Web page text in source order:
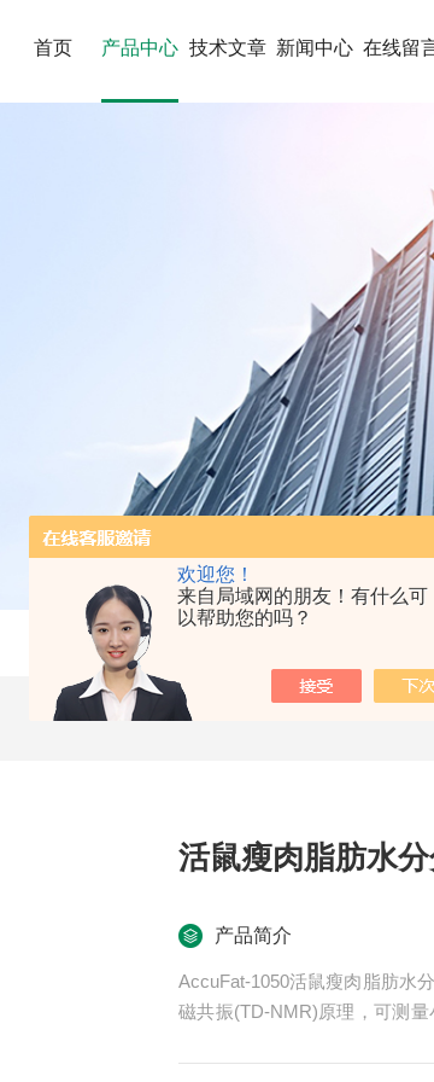
欢迎您！
来自局域网的朋友！有什么可
以帮助您的吗？
首页 产品中心 技术文章 新闻中心 在线留
活鼠瘦肉脂肪水
产品简介
AccuFat-1050活鼠瘦肉脂肪水
磁共振(TD-NMR)原理，可测